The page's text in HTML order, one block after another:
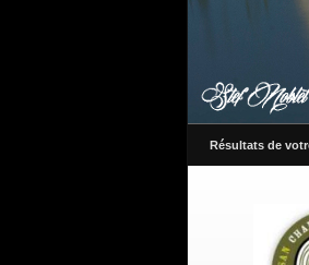
Résultats de